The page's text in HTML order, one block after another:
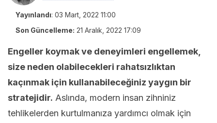
Yayınlandı: 03 Mart, 2022 11:00
Son Güncelleme: 21 Aralık, 2022 17:09
Engeller koymak ve deneyimleri engellemek,
size neden olabilecekleri rahatsızlıktan
kaçınmak için kullanabileceğiniz yaygın bir
stratejidir. Aslında, modern insan zihniniz
tehlikelerden kurtulmanıza yardımcı olmak için